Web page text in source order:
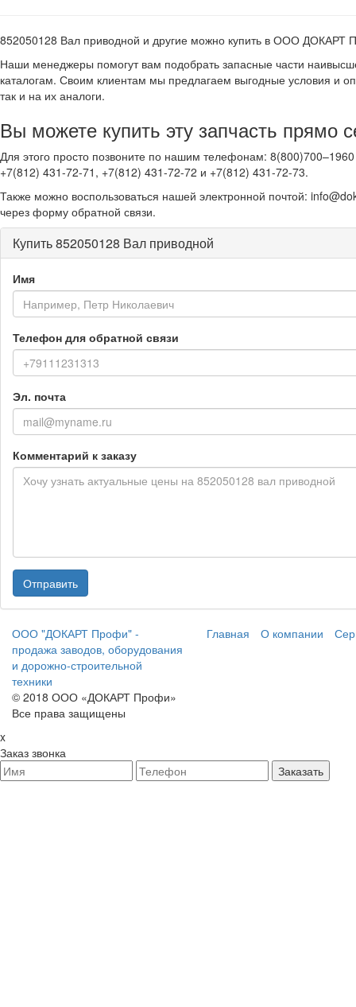
852050128 Вал приводной и другие можно купить в ООО ДОКАРТ
Наши менеджеры помогут вам подобрать запасные части
каталогам. Своим клиентам мы предлагаем выгодные условия и
так и на их аналоги.
Вы можете купить эту запчасть прямо
Для этого просто позвоните по нашим телефонам:
+7(812) 431-72-71, +7(812) 431-72-72 и +7(812) 431-72-73.
Также можно воспользоваться нашей электронной почтой:
через форму обратной связи.
Купить 852050128 Вал приводной
Имя
Телефон для обратной связи
Эл. почта
Комментарий к заказу
Отправить
ООО "ДОКАРТ Профи" -
продажа заводов, оборудования
и дорожно-строительной
техники
© 2018 ООО «ДОКАРТ Профи»
Все права защищены
Главная О компании
x
Заказ звонка
Заказать